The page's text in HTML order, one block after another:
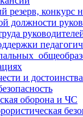
резерв, конкурс
должности
и
оборона и ЧС